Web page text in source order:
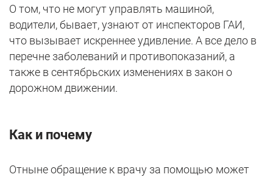
О том, что не могут управлять машиной,
водители, бывает, узнают от инспекторов ГАИ,
что вызывает искреннее удивление. А все дело в
перечне заболеваний и противопоказаний, а
также в сентябрьских изменениях в закон о
дорожном движении.
Как и почему
Отныне обращение к врачу за помощью может